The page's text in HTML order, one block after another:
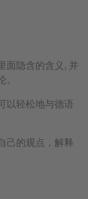
面隐含的含义, 并
以轻松地与德语
己的观点，解释